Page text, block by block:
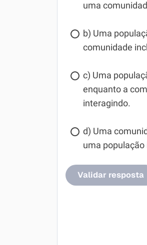
uma
b) Uma
comunidade
c) Uma
enquanto a
interagindo.
d) Uma
uma
Validar resposta